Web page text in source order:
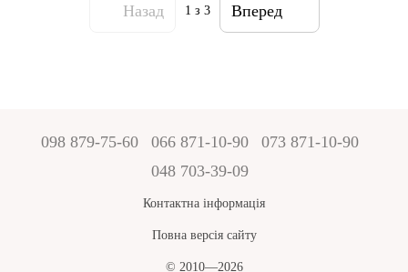
Назад 1 з 3 Вперед
098 879-75-60 066 871-10-90
073 871-10-90
048 703-39-09
Контактна інформація
Повна версія сайту
© 2010—2026